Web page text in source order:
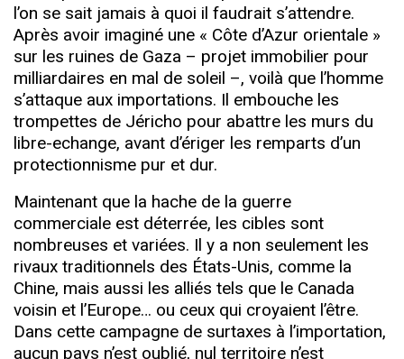
l’on se sait jamais à quoi il faudrait s’attendre.
Après avoir imaginé une « Côte d’Azur orientale »
sur les ruines de Gaza – projet immobilier pour
milliardaires en mal de soleil –, voilà que l’homme
s’attaque aux importations. Il embouche les
trompettes de Jéricho pour abattre les murs du
libre-echange, avant d’ériger les remparts d’un
protectionnisme pur et dur.
Maintenant que la hache de la guerre
commerciale est déterrée, les cibles sont
nombreuses et variées. Il y a non seulement les
rivaux traditionnels des États-Unis, comme la
Chine, mais aussi les alliés tels que le Canada
voisin et l’Europe… ou ceux qui croyaient l’être.
Dans cette campagne de surtaxes à l’importation,
aucun pays n’est oublié, nul territoire n’est